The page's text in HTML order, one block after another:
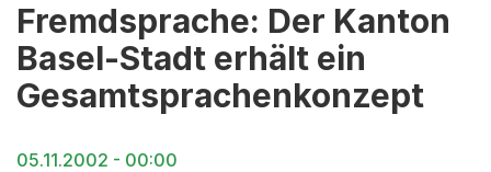
Fremdsprache: Der Kanton
Basel-Stadt erhält ein
Gesamtsprachenkonzept
05.11.2002 - 00:00